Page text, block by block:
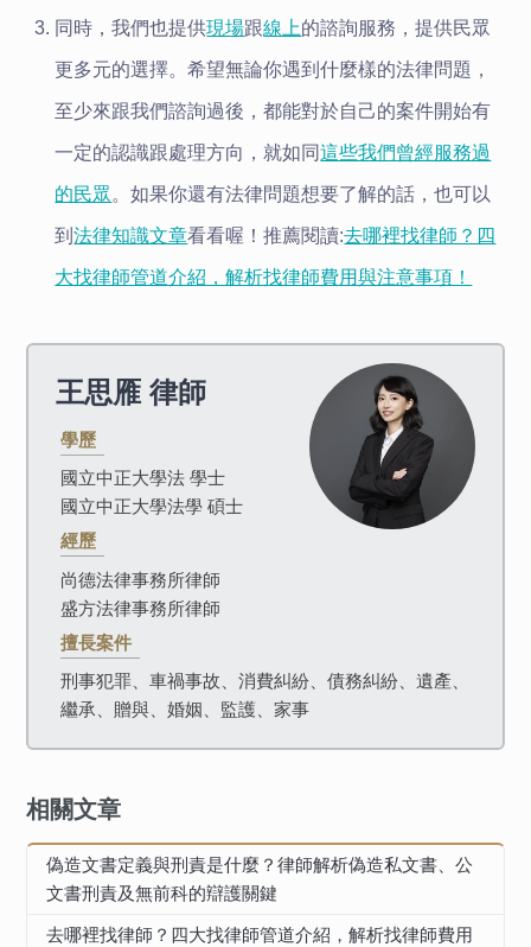
同時，我們也提供現場跟線上的諮詢服務，提供民眾
更多元的選擇。希望無論你遇到什麼樣的法律問題，
至少來跟我們諮詢過後，都能對於自己的案件開始有
一定的認識跟處理方向，就如同這些我們曾經服務過
的民眾 。如果你還有法律問題想要了解的話，也可以
到法律知識文章看看喔！推薦閱讀:去哪裡找律師？四
大找律師管道介紹，解析找律師費用與注意事項！
王思雁律師
學歷
國立中正大學法 學士
國立中正大學法學 碩士
經歷
尚德法律事務所律師
盛方法律事務所律師
擅長案件
刑事犯罪、車禍事故、消費糾紛、債務糾紛、遺產、
繼承、贈與、婚姻、監護、家事
相關文章
偽造文書定義與刑責是什麼？律師解析偽造私文書、公
文書刑責及無前科的辯護關鍵
去哪裡找律師？四大找律師管道介紹，解析找律師費用